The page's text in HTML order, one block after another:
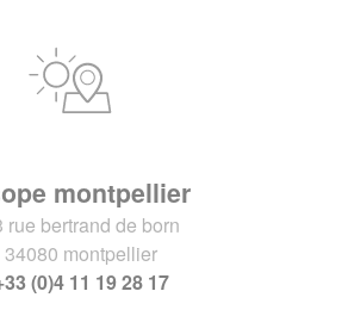
montpellier
rue bertrand de born
34080 montpellier
(0)4 11 19 28 17